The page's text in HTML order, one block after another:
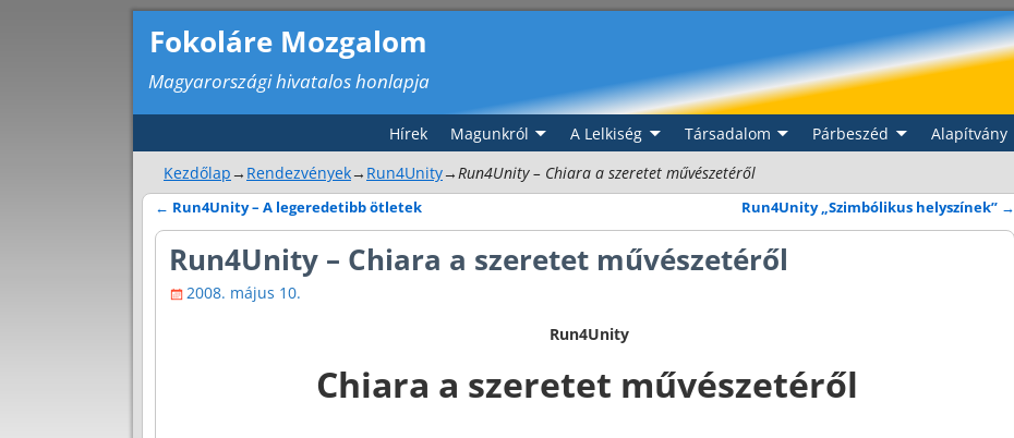
Fokoláre Mozgalom
Magyarországi hivatalos honlapja
Hírek Magunkról A Lelkiség Társadalom Párbeszéd Alapítvány
Kezdőlap→ Rendezvények→ Run4Unity→ Run4Unity – Chiara a szeretet művészetéről
Bejegyzés navigáció
← Run4Unity – A legeredetibb ötletek Run4Unity „Szimbólikus helyszínek” →
Run4Unity – Chiara a szeretet művészetéről
2008. május 10.
Run4Unity
Chiara a szeretet művészetéről